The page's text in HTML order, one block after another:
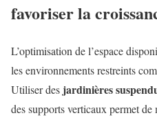
favoriser la
L’optimisation de l’espace
les environnements restreints
Utiliser des jardinières
des supports verticaux permet